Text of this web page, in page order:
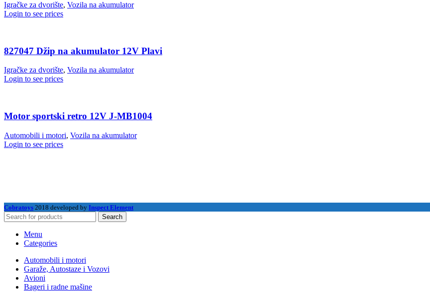
Igračke za dvorište, Vozila na akumulator
Login to see prices
827047 Džip na akumulator 12V Plavi
Igračke za dvorište, Vozila na akumulator
Login to see prices
Motor sportski retro 12V J-MB1004
Automobili i motori, Vozila na akumulator
Login to see prices
Cobratoys 2018 developed by Inspect Element
Search
Menu
Categories
Automobili i motori
Garaže, Autostaze i Vozovi
Avioni
Bageri i radne mašine